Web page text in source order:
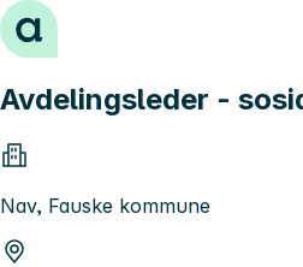
Hopp til innhold
Avdelingsleder -
Nav, Fauske kommune